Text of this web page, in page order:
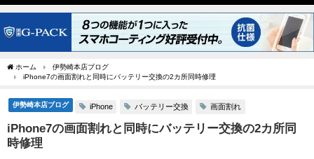
ホーム
伊勢崎本店ブログ
iPhone7の画面割れと同時にバッテリー交換の2カ所同時修理
伊勢崎本店ブログ iPhone バッテリー交換 画面割れ
iPhone7の画面割れと同時にバッテリー交換の2カ所同
時修理